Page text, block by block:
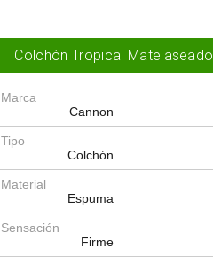
Colchón Tropical Matelaseado
Marca
Cannon
Tipo
Colchón
Material
Espuma
Sensación
Firme